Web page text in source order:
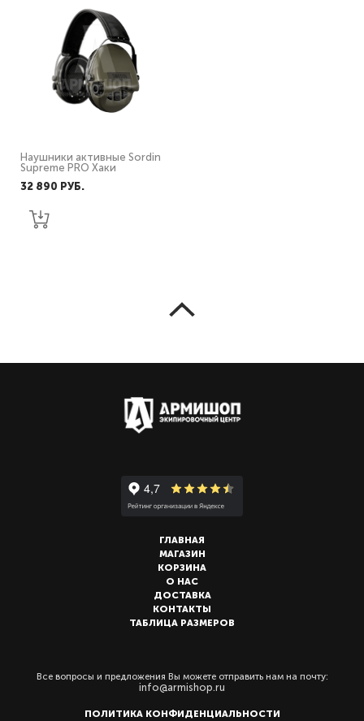
Наушники активные Sordin
Supreme PRO Хаки
32 890 PУБ.
ГЛАВНАЯ
МАГАЗИН
КОРЗИНА
О НАС
ДОСТАВКА
КОНТАКТЫ
ТАБЛИЦА РАЗМЕРОВ
Все вопросы и предложения Вы можете отправить нам на почту:
info@armishop.ru
ПОЛИТИКА КОНФИДЕНЦИАЛЬНОСТИ